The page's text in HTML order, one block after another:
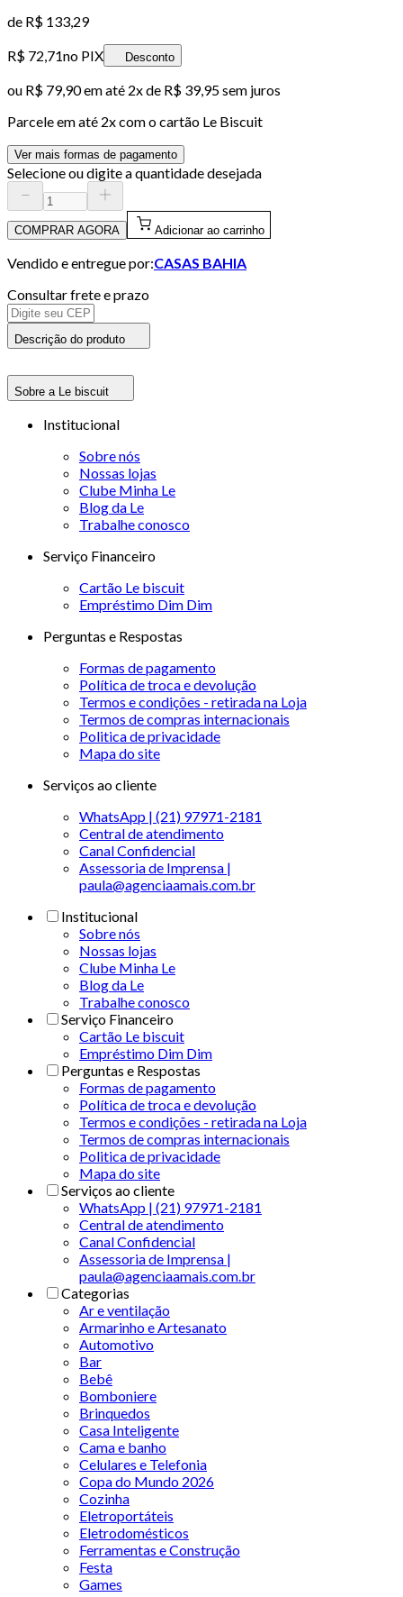
de R$ 133,29
R$ 72,71no PIX Desconto
ou R$ 79,90em até 2x de R$ 39,95 sem juros
Parcele em até 2x com o cartão Le Biscuit
Ver mais formas de pagamento
Selecione ou digite a quantidade desejada
COMPRAR AGORA Adicionar ao carrinho
Vendido e entregue por:CASAS BAHIA
Consultar frete e prazo
Descrição do produto
Sobre a Le biscuit
Institucional
Sobre nós
Nossas lojas
Clube Minha Le
Blog da Le
Trabalhe conosco
Serviço Financeiro
Cartão Le biscuit
Empréstimo Dim Dim
Perguntas e Respostas
Formas de pagamento
Política de troca e devolução
Termos e condições - retirada na Loja
Termos de compras internacionais
Politica de privacidade
Mapa do site
Serviços ao cliente
WhatsApp | (21) 97971-2181
Central de atendimento
Canal Confidencial
Assessoria de Imprensa |
paula@agenciaamais.com.br
Institucional
Sobre nós
Nossas lojas
Clube Minha Le
Blog da Le
Trabalhe conosco
Serviço Financeiro
Cartão Le biscuit
Empréstimo Dim Dim
Perguntas e Respostas
Formas de pagamento
Política de troca e devolução
Termos e condições - retirada na Loja
Termos de compras internacionais
Politica de privacidade
Mapa do site
Serviços ao cliente
WhatsApp | (21) 97971-2181
Central de atendimento
Canal Confidencial
Assessoria de Imprensa |
paula@agenciaamais.com.br
Categorias
Ar e ventilação
Armarinho e Artesanato
Automotivo
Bar
Bebê
Bomboniere
Brinquedos
Casa Inteligente
Cama e banho
Celulares e Telefonia
Copa do Mundo 2026
Cozinha
Eletroportáteis
Eletrodomésticos
Ferramentas e Construção
Festa
Games